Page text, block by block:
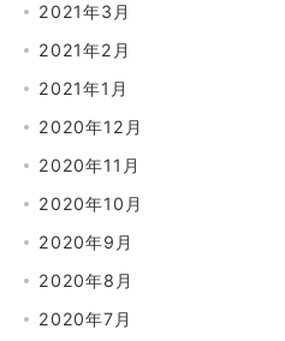
2021年3月
2021年2月
2021年1月
2020年12月
2020年11月
2020年10月
2020年9月
2020年8月
2020年7月